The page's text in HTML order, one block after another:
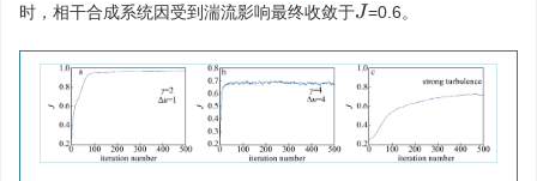
时，相干合成系统因受到湍流影响最终收敛于J =0.6。